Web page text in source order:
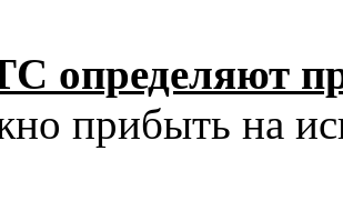
определяют
прибыть на